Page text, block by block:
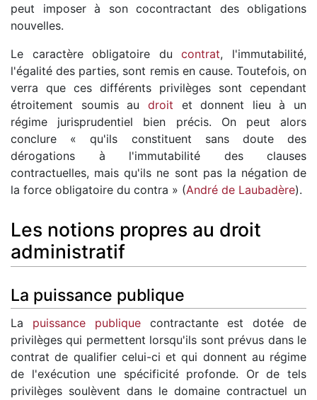
peut imposer à son cocontractant des obligations
nouvelles.
Le caractère obligatoire ducontrat, l'immutabilité,
l'égalité des parties, sont remis en cause. Toutefois, on
verra que ces différents privilèges sont cependant
étroitement soumis au droit et donnent lieu à un
régime jurisprudentiel bien précis. On peut alors
conclure « qu'ils constituent sans doute des
dérogations à l'immutabilité des clauses
contractuelles, mais qu'ils ne sont pas la négation de
la force obligatoire du contra » (André de Laubadère).
Les notions propres au droit
administratif
La puissance publique
La puissance publiquecontractante est dotée de
privilèges qui permettent lorsqu'ils sont prévus dans le
contrat de qualifier celui-ci et qui donnent au régime
de l'exécution une spécificité profonde. Or de tels
privilèges soulèvent dans le domaine contractuel un